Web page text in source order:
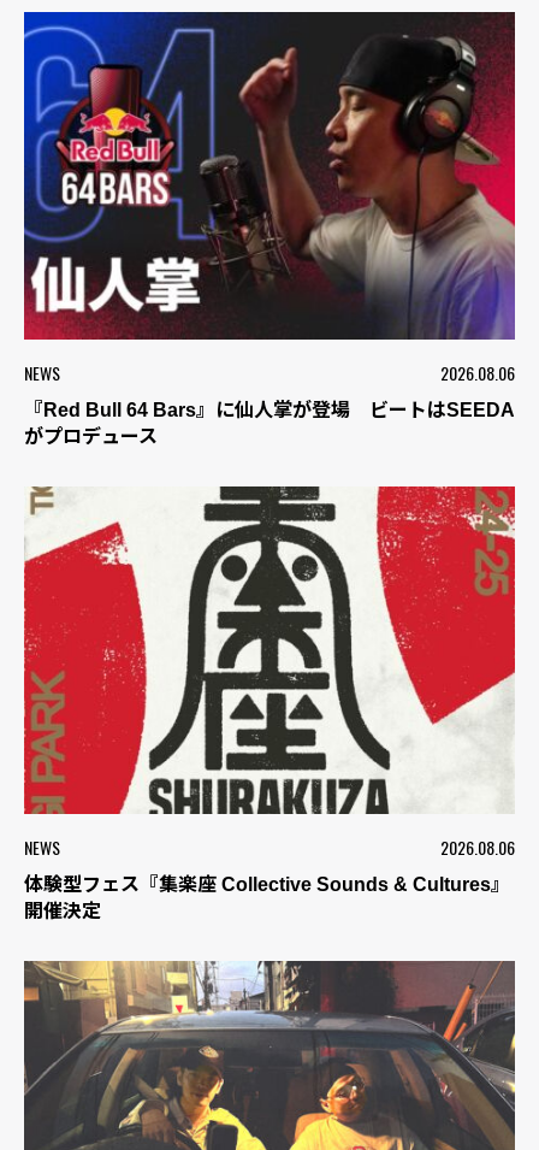
NEWS 2026.08.06
『Red Bull 64 Bars』に仙人掌が登場 ビートはSEEDA
がプロデュース
NEWS 2026.08.06
体験型フェス『集楽座 Collective Sounds & Cultures』
開催決定